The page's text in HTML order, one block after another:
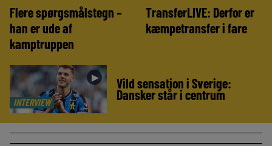
Flere spørgsmålstegn –
han er ude af
kamptruppen
TransferLIVE: Derfor er
kæmpetransfer i fare
INTERVIEW
► Vild sensation i Sverige:
Dansker står i centrum